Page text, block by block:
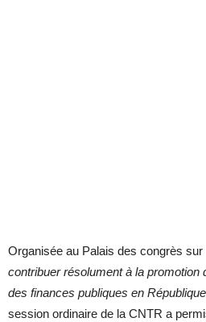
Organisée au Palais des congrès sur
contribuer résolument à la promotion
des finances publiques en
session ordinaire de la CNTR a